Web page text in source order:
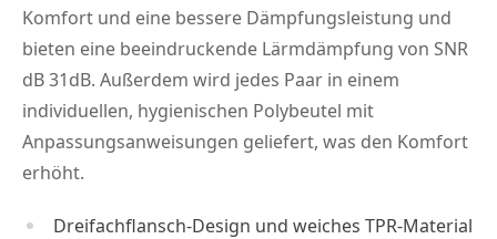
Komfort und eine bessere Dämpfungsleistung und
bieten eine beeindruckende Lärmdämpfung von SNR
dB 31dB. Außerdem wird jedes Paar in einem
individuellen, hygienischen Polybeutel mit
Anpassungsanweisungen geliefert, was den Komfort
erhöht.
Dreifachflansch-Design und weiches TPR-Material